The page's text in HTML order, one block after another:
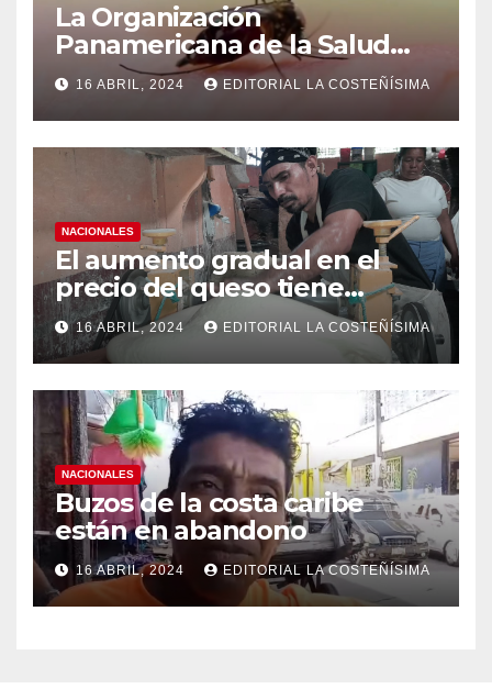
La Organización
Panamericana de la Salud
(OPS), recomienda reforzar
medidas ante el aumento de
casos de dengue
16 ABRIL, 2024 EDITORIAL LA COSTEÑÍSIMA
NACIONALES
El aumento gradual en el
precio del queso tiene
efectos a las Panaderias
16 ABRIL, 2024 EDITORIAL LA COSTEÑÍSIMA
NACIONALES
Buzos de la costa caribe
están en abandono
16 ABRIL, 2024 EDITORIAL LA COSTEÑÍSIMA